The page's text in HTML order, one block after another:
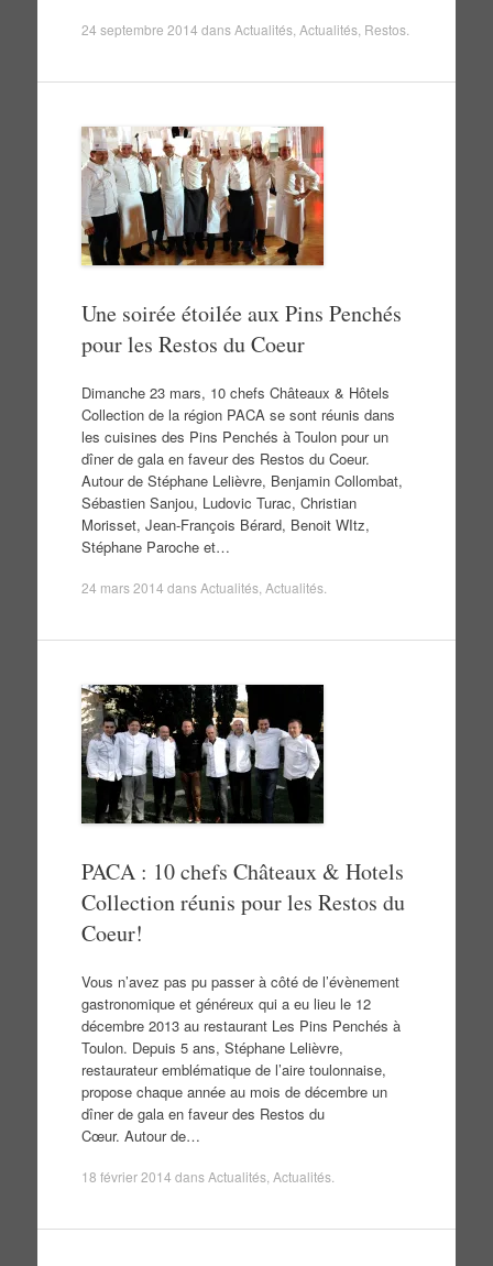
24 septembre 2014 dansActualités, Actualités, Restos.
Une soirée étoilée aux Pins Penchés
pour les Restos du Coeur
Dimanche 23 mars, 10 chefs Châteaux & Hôtels
Collection de la région PACA se sont réunis dans
les cuisines des Pins Penchés à Toulon pour un
dîner de gala en faveur des Restos du Coeur.
Autour de Stéphane Lelièvre, Benjamin Collombat,
Sébastien Sanjou, Ludovic Turac, Christian
Morisset, Jean-François Bérard, Benoit WItz,
Stéphane Paroche et…
24 mars 2014 dansActualités, Actualités.
PACA : 10 chefs Châteaux & Hotels
Collection réunis pour les Restos du
Coeur!
Vous n’avez pas pu passer à côté de l’évènement
gastronomique et généreux qui a eu lieu le 12
décembre 2013 au restaurant Les Pins Penchés à
Toulon. Depuis 5 ans, Stéphane Lelièvre,
restaurateur emblématique de l’aire toulonnaise,
propose chaque année au mois de décembre un
dîner de gala en faveur des Restos du
Cœur. Autour de…
18 février 2014 dansActualités, Actualités.